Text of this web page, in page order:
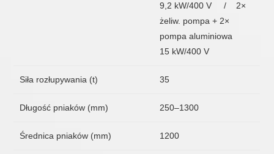
9,2 kW/400 V / 2×
żeliw. pompa + 2×
pompa aluminiowa
15 kW/400 V
Siła rozłupywania (t) 35
Długość pniaków (mm) 250–1300
Średnica pniaków (mm) 1200